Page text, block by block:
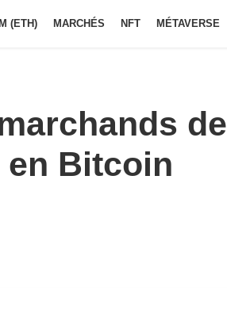
(ETH) MARCHÉS NFT MÉTAVERSE
de
Bitcoin